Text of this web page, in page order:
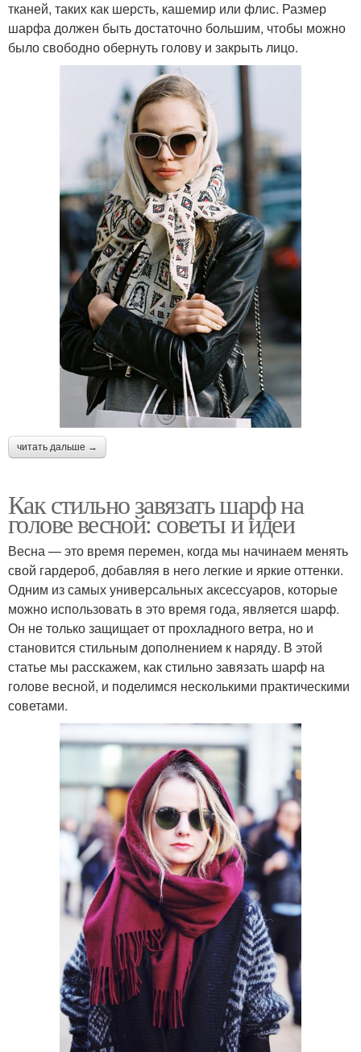
тканей, таких как шерсть, кашемир или флис. Размер
шарфа должен быть достаточно большим, чтобы можно
было свободно обернуть голову и закрыть лицо.
читать дальше →
Как стильно завязать шарф на
голове весной: советы и идеи
Весна — это время перемен, когда мы начинаем менять
свой гардероб, добавляя в него легкие и яркие оттенки.
Одним из самых универсальных аксессуаров, которые
можно использовать в это время года, является шарф.
Он не только защищает от прохладного ветра, но и
становится стильным дополнением к наряду. В этой
статье мы расскажем, как стильно завязать шарф на
голове весной, и поделимся несколькими практическими
советами.